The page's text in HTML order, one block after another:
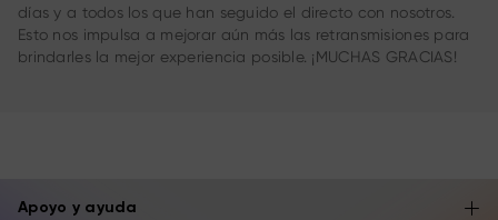
días y a todos los que han seguido el directo con nosotros.
Esto nos impulsa a mejorar aún más las retransmisiones para
brindarles la mejor experiencia posible. ¡MUCHAS GRACIAS!
Apoyo y ayuda